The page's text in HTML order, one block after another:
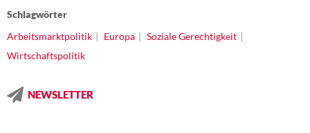
Schlagwörter
Arbeitsmarktpolitik
Europa
Soziale Gerechtigkeit
Wirtschaftspolitik
NEWSLETTER